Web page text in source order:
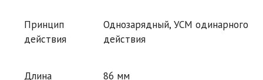
Принцип
действия
Однозарядный, УСМ одинарного
действия
Длина 86 мм